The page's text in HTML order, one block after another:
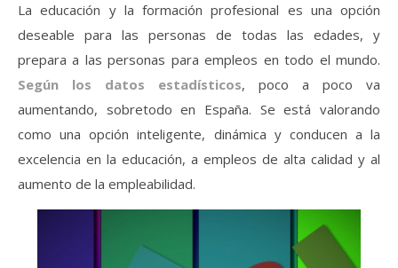
La educación y la formación profesional es una opción
deseable para las personas de todas las edades, y
prepara a las personas para empleos en todo el mundo.
Según los datos estadísticos, poco a poco va
aumentando, sobretodo en España. Se está valorando
como una opción inteligente, dinámica y conducen a la
excelencia en la educación, a empleos de alta calidad y al
aumento de la empleabilidad.